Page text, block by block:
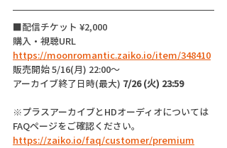
■配信チケット ¥2,000
購入・視聴URL
https://moonromantic.zaiko.io/item/348410
販売開始 5/16(月) 22:00〜
アーカイブ終了日時(最大) 7/26 (火) 23:59
※プラスアーカイブとHDオーディオについては
FAQページをご確認ください。
https://zaiko.io/faq/customer/premium